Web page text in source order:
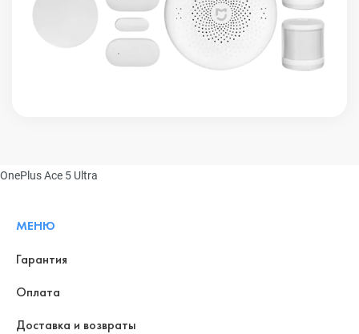
OnePlus Ace 5 Ultra
МЕНЮ
Гарантия
Оплата
Доставка и возвраты